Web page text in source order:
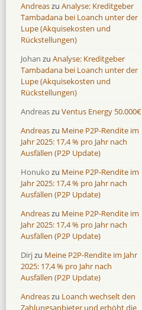
Moncera
8,0 %
Monestro
9,1 %
Neo Finance
Omaraha
16,4 %
Moncera
11,1 %
Monestro
>1000%
Neo Finance
Omaraha
18,0 %
Andreaszu Analyse: Kreditgeber
Tambadana bei Loanch unter der
Lupe (Akquisekosten und
Rückstellungen)
Johan zu Analyse: Kreditgeber
Tambadana bei Loanch unter der
Lupe (Akquisekosten und
Rückstellungen)
Andreaszu Ventus Energy 50.000€
Andreaszu Meine P2P-Rendite im
Jahr 2025: 17,4 % pro Jahr nach
Ausfällen (P2P Update)
Honuko zu Meine P2P-Rendite im
Jahr 2025: 17,4 % pro Jahr nach
Ausfällen (P2P Update)
Andreaszu Meine P2P-Rendite im
Jahr 2025: 17,4 % pro Jahr nach
Ausfällen (P2P Update)
Dirjzu Meine P2P-Rendite im Jahr
2025: 17,4 % pro Jahr nach
Ausfällen (P2P Update)
Andreaszu Loanch wechselt den
Zahlungsanbieter und erhöht die